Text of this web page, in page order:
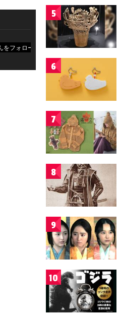
5
6
7
8
9
10